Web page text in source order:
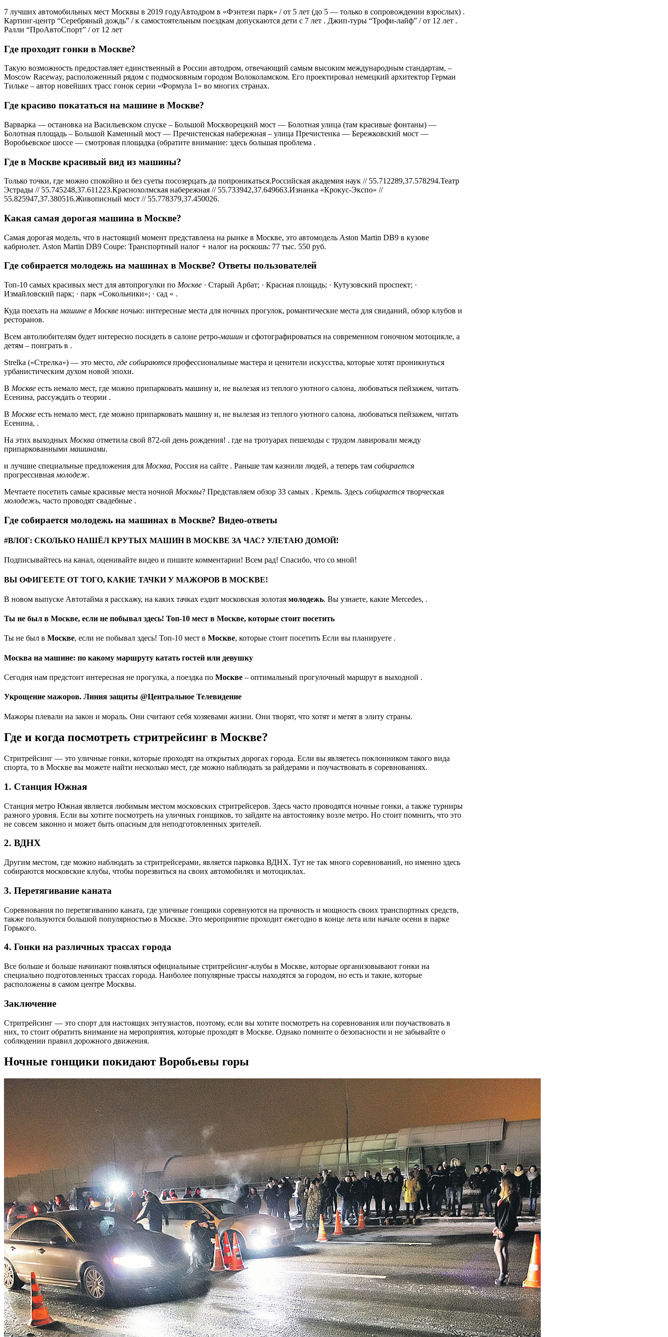
7 лучших автомобильных мест Москвы в 2019 годуАвтодром в «Фэнтези парк» / от 5 лет (до 5 — только в сопровождении взрослых) .
Картинг-центр “Серебряный дождь” / к самостоятельным поездкам допускаются дети с 7 лет . Джип-туры “Трофи-лайф” / от 12 лет .
Ралли “ПроАвтоСпорт” / от 12 лет
Где проходят гонки в Москве?
Такую возможность предоставляет единственный в России автодром, отвечающий самым высоким международным стандартам, –
Moscow Raceway, расположенный рядом с подмосковным городом Волоколамском. Его проектировал немецкий архитектор Герман
Тильке – автор новейших трасс гонок серии «Формула 1» во многих странах.
Где красиво покататься на машине в Москве?
Варварка — остановка на Васильевском спуске – Большой Москворецкий мост — Болотная улица (там красивые фонтаны) —
Болотная площадь – Большой Каменный мост — Пречистенская набережная – улица Пречистенка — Бережковский мост —
Воробьевское шоссе — смотровая площадка (обратите внимание: здесь большая проблема .
Где в Москве красивый вид из машины?
Только точки, где можно спокойно и без суеты посозерцать да попроникаться.Российская академия наук // 55.712289,37.578294.Театр
Эстрады // 55.745248,37.611223.Краснохолмская набережная // 55.733942,37.649663.Изнанка «Крокус-Экспо» //
55.825947,37.380516.Живописный мост // 55.778379,37.450026.
Какая самая дорогая машина в Москве?
Самая дорогая модель, что в настоящий момент представлена на рынке в Москве, это автомодель Aston Martin DB9 в кузове
кабриолет. Aston Martin DB9 Coupe: Транспортный налог + налог на роскошь: 77 тыс. 550 руб.
Где собирается молодежь на машинах в Москве? Ответы пользователей
Топ-10 самых красивых мест для автопрогулки по Москве · Старый Арбат; · Красная площадь; · Кутузовский проспект; ·
Измайловский парк; · парк «Сокольники»; · сад « .
Куда поехать на машине в Москве ночью: интересные места для ночных прогулок, романтические места для свиданий, обзор клубов и
ресторанов.
Всем автолюбителям будет интересно посидеть в салоне ретро-машин и сфотографироваться на современном гоночном мотоцикле, а
детям – поиграть в .
Strelka («Стрелка») — это место, где собираются профессиональные мастера и ценители искусства, которые хотят проникнуться
урбанистическим духом новой эпохи.
В Москве есть немало мест, где можно припарковать машину и, не вылезая из теплого уютного салона, любоваться пейзажем, читать
Есенина, рассуждать о теории .
В Москве есть немало мест, где можно припарковать машину и, не вылезая из теплого уютного салона, любоваться пейзажем, читать
Есенина, .
На этих выходных Москва отметила свой 872-ой день рождения! . где на тротуарах пешеходы с трудом лавировали между
припаркованными машинами.
и лучшие специальные предложения для Москва, Россия на сайте . Раньше там казнили людей, а теперь там собирается
прогрессивная молодеж.
Мечтаете посетить самые красивые места ночной Москвы? Представляем обзор 33 самых . Кремль. Здесь собирается творческая
молодежь, часто проводят свадебные .
Где собирается молодежь на машинах в Москве? Видео-ответы
#ВЛОГ: СКОЛЬКО НАШЁЛ КРУТЫХ МАШИН В МОСКВЕ ЗА ЧАС? УЛЕТАЮ ДОМОЙ!
Подписывайтесь на канал, оценивайте видео и пишите комментарии! Всем рад! Спасибо, что со мной!
ВЫ ОФИГЕЕТЕ ОТ ТОГО, КАКИЕ ТАЧКИ У МАЖОРОВ В МОСКВЕ!
В новом выпуске Автотайма я расскажу, на каких тачках ездит московская золотая молодежь. Вы узнаете, какие Mercedes, .
Ты не был в Москве, если не побывал здесь! Топ-10 мест в Москве, которые стоит посетить
Ты не был в Москве, если не побывал здесь! Топ-10 мест в Москве, которые стоит посетить Если вы планируете .
Москва на машине: по какому маршруту катать гостей или девушку
Сегодня нам предстоит интересная не прогулка, а поездка по Москве – оптимальный прогулочный маршрут в выходной .
Укрощение мажоров. Линия защиты @Центральное Телевидение
Мажоры плевали на закон и мораль. Они считают себя хозяевами жизни. Они творят, что хотят и метят в элиту страны.
Где и когда посмотреть стритрейсинг в Москве?
Стритрейсинг — это уличные гонки, которые проходят на открытых дорогах города. Если вы являетесь поклонником такого вида
спорта, то в Москве вы можете найти несколько мест, где можно наблюдать за райдерами и поучаствовать в соревнованиях.
1. Станция Южная
Станция метро Южная является любимым местом московских стритрейсеров. Здесь часто проводятся ночные гонки, а также турниры
разного уровня. Если вы хотите посмотреть на уличных гонщиков, то зайдите на автостоянку возле метро. Но стоит помнить, что это
не совсем законно и может быть опасным для неподготовленных зрителей.
2. ВДНХ
Другим местом, где можно наблюдать за стритрейсерами, является парковка ВДНХ. Тут не так много соревнований, но именно здесь
собираются московские клубы, чтобы порезвиться на своих автомобилях и мотоциклах.
3. Перетягивание каната
Соревнования по перетягиванию каната, где уличные гонщики соревнуются на прочность и мощность своих транспортных средств,
также пользуются большой популярностью в Москве. Это мероприятие проходит ежегодно в конце лета или начале осени в парке
Горького.
4. Гонки на различных трассах города
Все больше и больше начинают появляться официальные стритрейсинг-клубы в Москве, которые организовывают гонки на
специально подготовленных трассах города. Наиболее популярные трассы находятся за городом, но есть и такие, которые
расположены в самом центре Москвы.
Заключение
Стритрейсинг — это спорт для настоящих энтузиастов, поэтому, если вы хотите посмотреть на соревнования или поучаствовать в
них, то стоит обратить внимание на мероприятия, которые проходят в Москве. Однако помните о безопасности и не забывайте о
соблюдении правил дорожного движения.
Ночные гонщики покидают Воробьевы горы